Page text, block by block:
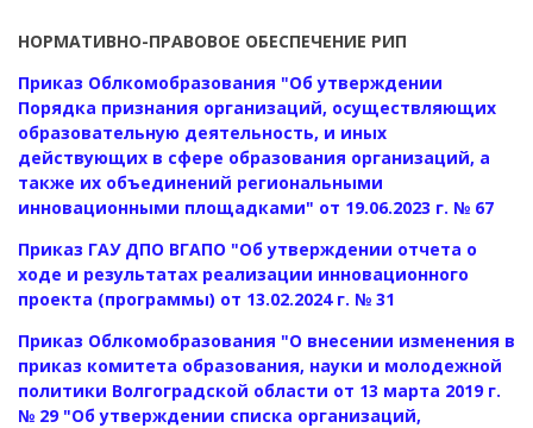
НОРМАТИВНО-ПРАВОВОЕ ОБЕСПЕЧЕНИЕ РИП
Приказ Облкомобразования "Об утверждении
Порядка признания организаций, осуществляющих
образовательную деятельность, и иных
действующих в сфере образования организаций, а
также их объединений региональными
инновационными площадками" от 19.06.2023 г. № 67
Приказ ГАУ ДПО ВГАПО "Об утверждении отчета о
ходе и результатах реализации инновационного
проекта (программы) от 13.02.2024 г. № 31
Приказ Облкомобразования "О внесении изменения в
приказ комитета образования, науки и молодежной
политики Волгоградской области от 13 марта 2019 г.
№ 29 "Об утверждении списка организаций,